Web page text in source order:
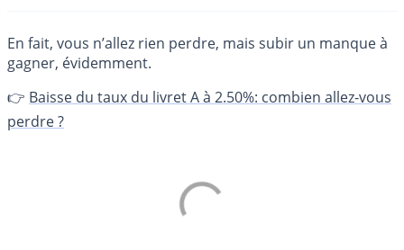
En fait, vous n’allez rien perdre, mais subir un manque à
gagner, évidemment.
👉 Baisse du taux du livret A à 2.50%: combien allez-vous
perdre ?